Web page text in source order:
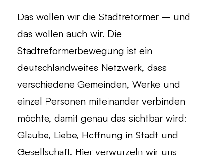
Das wollen wir die Stadtreformer – und
das wollen auch wir. Die
Stadtreformerbewegung ist ein
deutschlandweites Netzwerk, dass
verschiedene Gemeinden, Werke und
einzel Personen miteinander verbinden
möchte, damit genau das sichtbar wird:
Glaube, Liebe, Hoffnung in Stadt und
Gesellschaft. Hier verwurzeln wir uns